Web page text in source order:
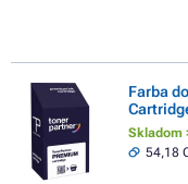
Farba
Skladom
54,18